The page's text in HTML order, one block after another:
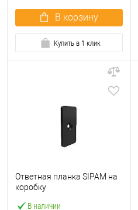
В корзину
Купить в 1 клик
В наличии
Ответная планка SIPAM на
коробку